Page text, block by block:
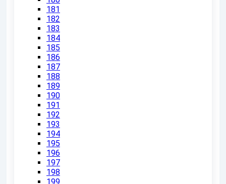
181
182
183
184
185
186
187
188
189
190
191
192
193
194
195
196
197
198
199